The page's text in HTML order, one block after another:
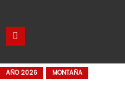
AÑO 2026 MONTAÑA